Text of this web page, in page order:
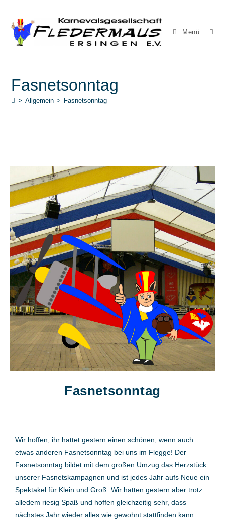
Menü
Fasnetsonntag
> Allgemein > Fasnetsonntag
Fasnetsonntag
Wir hoffen, ihr hattet gestern einen schönen, wenn auch
etwas anderen Fasnetsonntag bei uns im Flegge! Der
Fasnetsonntag bildet mit dem großen Umzug das Herzstück
unserer Fasnetskampagnen und ist jedes Jahr aufs Neue ein
Spektakel für Klein und Groß. Wir hatten gestern aber trotz
alledem riesig Spaß und hoffen gleichzeitig sehr, dass
nächstes Jahr wieder alles wie gewohnt stattfinden kann.